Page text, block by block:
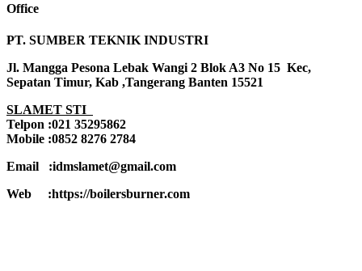
Office
PT. SUMBER TEKNIK INDUSTRI
Jl. Mangga Pesona Lebak Wangi 2 Blok A3 No 15 Kec,
Sepatan Timur, Kab ,Tangerang Banten 15521
SLAMET STI
Telpon :021 35295862
Mobile :0852 8276 2784
Email :idmslamet@gmail.com
Web :https://boilersburner.com